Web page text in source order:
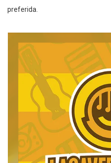
preferida.